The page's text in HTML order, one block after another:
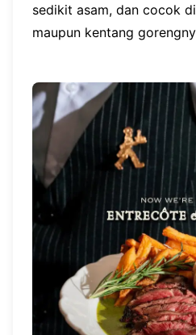
sedikit asam, dan cocok
maupun kentang